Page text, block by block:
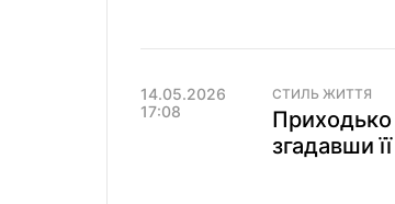
14.05.2026
17:08
СТИЛЬ ЖИТТЯ
Приходько
згадавши